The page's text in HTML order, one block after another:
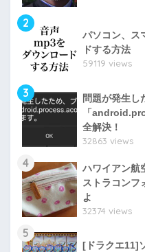
2
パソコン、ス
ドする方法
59119 views
3
問題が発生し
「
全解決！
32863 views
4
ハワイアン航
ストラコンフ
よ
32374 views
5
[ドラクエ11]